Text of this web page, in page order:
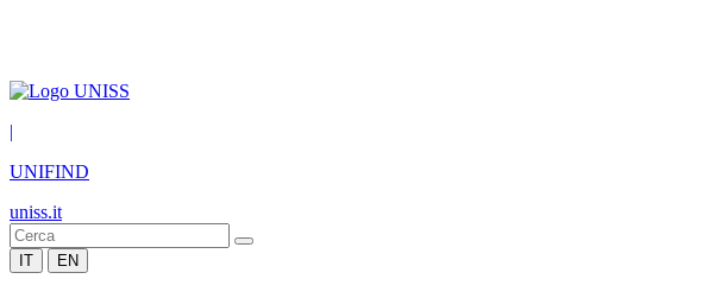
|
UNIFIND
uniss.it
IT EN